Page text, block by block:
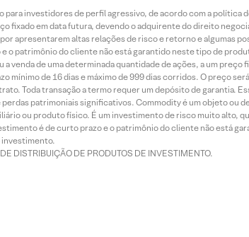
investidores de perfil agressivo, de acordo com a
fixado em data futura, devendo o adquirente do direito
apresentarem altas relações de risco e retorno e algumas
o patrimônio do cliente não está garantido neste tipo de
venda de uma determinada quantidade de ações, a um
de 16 dias e máximo de 999 dias corridos. O preço
Toda transação a termo requer um depósito de garantia.
patrimoniais significativos. Commodity é um objeto
ou produto físico. É um investimento de risco muito alto,
é de curto prazo e o patrimônio do cliente não está
investimento.
DISTRIBUIÇÃO DE PRODUTOS DE INVESTIMENTO.